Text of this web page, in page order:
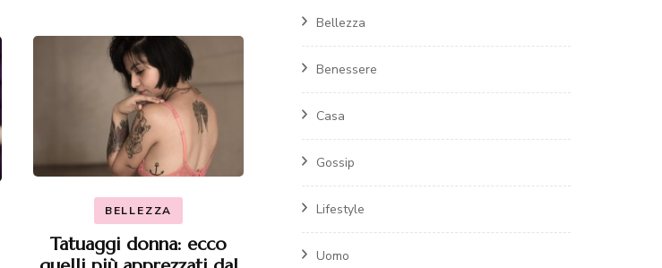
BELLEZZA
Tatuaggi donna: ecco
Bellezza
Benessere
Casa
Gossip
Lifestyle
Uomo